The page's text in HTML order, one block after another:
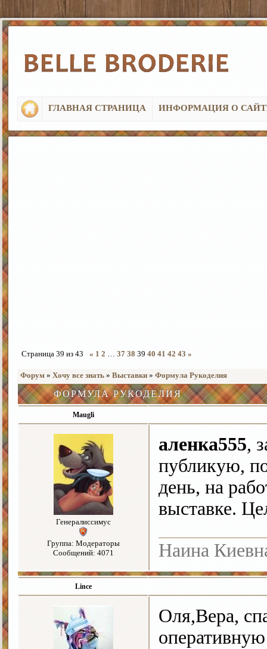
ГЛАВНАЯ СТРАНИЦА ИНФОРМАЦИЯ О
Страница 39 из 43 « 1 2 … 37 38 39 40 41 42 43 »
Форум » Хочу все знать » Выставки » Формула Рукоделия
ФОРМУЛА РУКОДЕЛИЯ
Maugli
Генералиссимус
Группа: Модераторы
Сообщений: 4071
аленка555,
публикую,
день, на
выставке.
Наина
Lince
Оля,Вера,